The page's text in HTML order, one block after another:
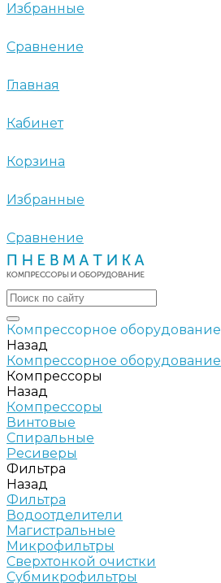
Избранные
Сравнение
Главная
Кабинет
Корзина
Избранные
Сравнение
Компрессорное оборудование
Назад
Компрессорное оборудование
Компрессоры
Назад
Компрессоры
Винтовые
Спиральные
Ресиверы
Фильтра
Назад
Фильтра
Водоотделители
Магистральные
Микрофильтры
Сверхтонкой очистки
Субмикрофильтры